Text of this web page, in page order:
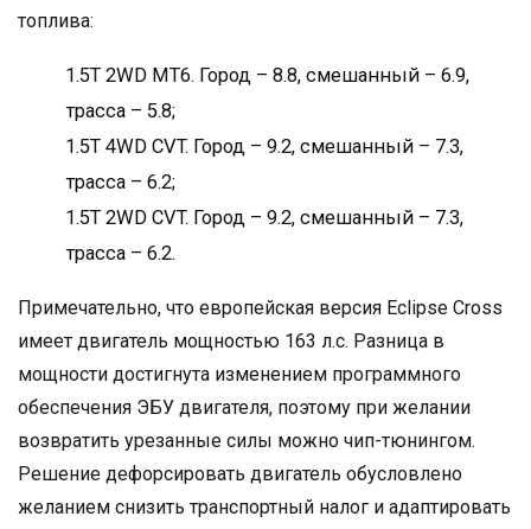
топлива:
1.5T 2WD MT6. Город – 8.8, смешанный – 6.9,
трасса – 5.8;
1.5T 4WD CVT. Город – 9.2, смешанный – 7.3,
трасса – 6.2;
1.5T 2WD CVT. Город – 9.2, смешанный – 7.3,
трасса – 6.2.
Примечательно, что европейская версия Eclipse Cross
имеет двигатель мощностью 163 л.с. Разница в
мощности достигнута изменением программного
обеспечения ЭБУ двигателя, поэтому при желании
возвратить урезанные силы можно чип-тюнингом.
Решение дефорсировать двигатель обусловлено
желанием снизить транспортный налог и адаптировать